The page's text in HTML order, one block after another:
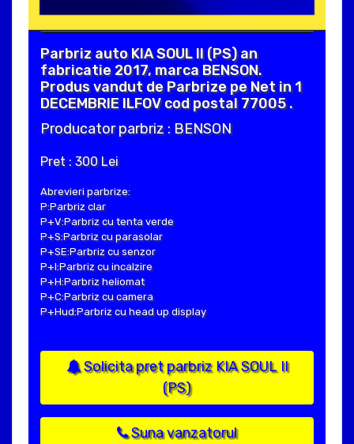
Parbriz auto KIA SOUL II (PS) an
fabricatie 2017, marca BENSON.
Produs vandut de Parbrize pe Net in 1
DECEMBRIE ILFOV cod postal 77005 .
Producator parbriz : BENSON
Pret : 300 Lei
Abrevieri parbrize:
P:Parbriz clar
P+V:Parbriz cu tenta verde
P+S:Parbriz cu parasolar
P+SE:Parbriz cu senzor
P+I:Parbriz cu incalzire
P+H:Parbriz heliomat
P+C:Parbriz cu camera
P+Hud:Parbriz cu head up display
Solicita pret parbriz KIA SOUL II
(PS)
Suna vanzatorul